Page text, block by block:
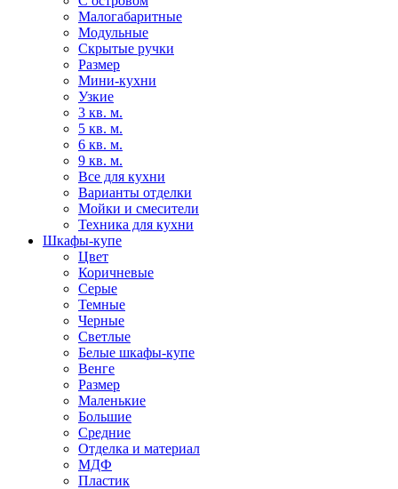
Малогабаритные
Модульные
Скрытые ручки
Размер
Мини-кухни
Узкие
3 кв. м.
5 кв. м.
6 кв. м.
9 кв. м.
Все для кухни
Варианты отделки
Мойки и смесители
Техника для кухни
Шкафы-купе
Цвет
Коричневые
Серые
Темные
Черные
Светлые
Белые шкафы-купе
Венге
Размер
Маленькие
Большие
Средние
Отделка и материал
МДФ
Пластик